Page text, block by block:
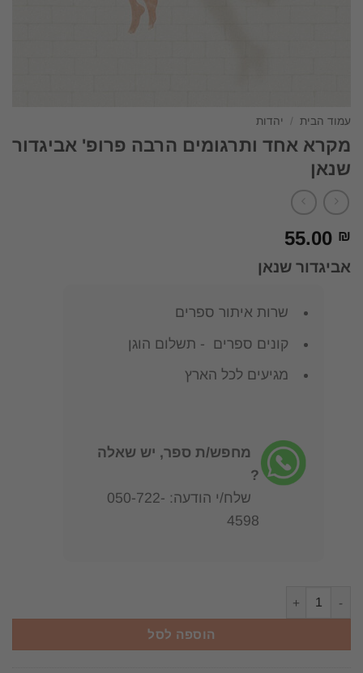
עמוד הבית / יהדות
מקרא אחד ותרגומים הרבה פרופ' אביגדור
שנאן
55.00 ₪
אביגדור שנאן
שרות איתור ספרים
קונים ספרים - תשלום הוגן
מגיעים לכל הארץ
מחפש/ת ספר, יש שאלה
?
שלח/י הודעה: 050-722-
4598
כמות של מקרא אחד ותרגומים הרבה פרופ' אביגדור שנאן
הוספה לסל